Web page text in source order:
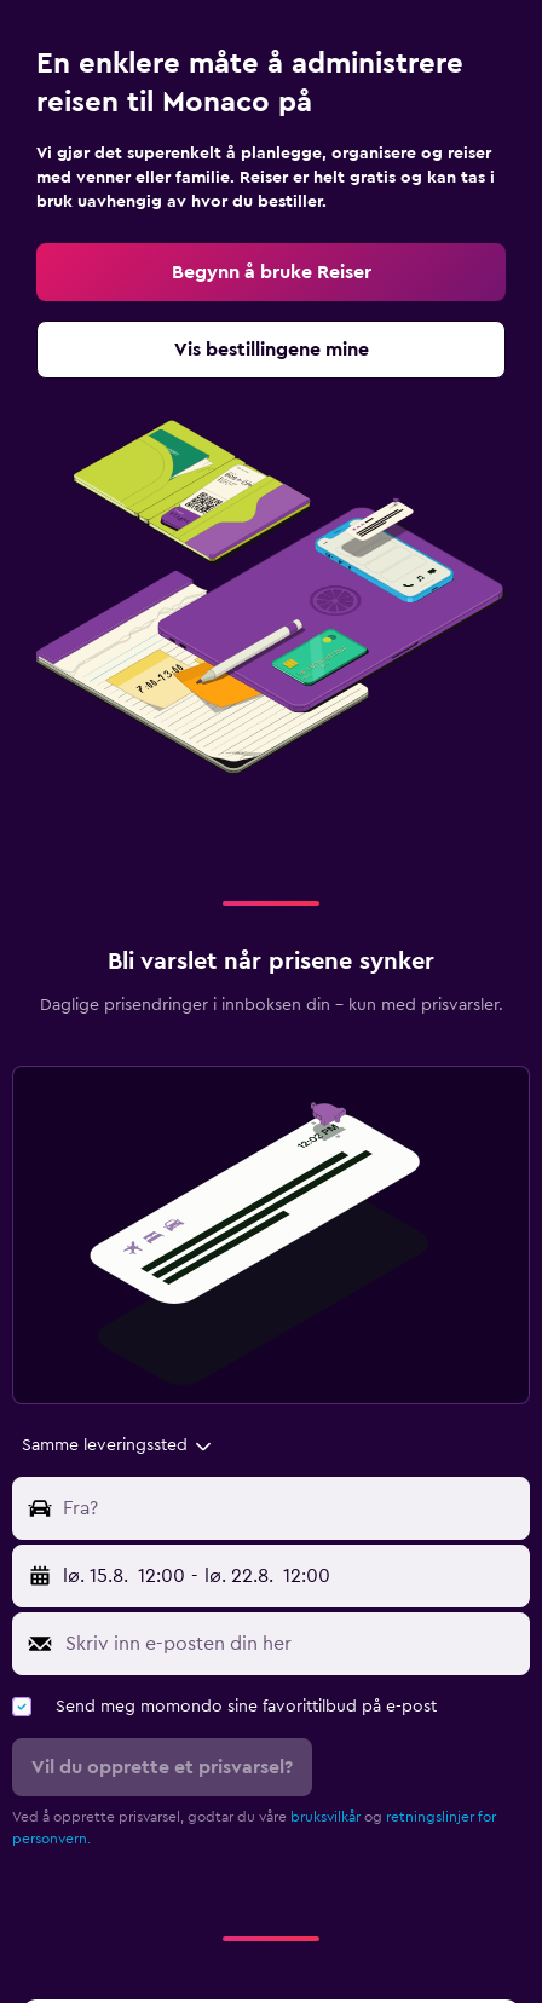
En enklere måte å administrere
reisen til Monaco på
Vi gjør det superenkelt å planlegge, organisere og reiser
med venner eller familie. Reiser er helt gratis og kan tas i
bruk uavhengig av hvor du bestiller.
Begynn å bruke Reiser
Vis bestillingene mine
Bli varslet når prisene synker
Daglige prisendringer i innboksen din – kun med prisvarsler.
Samme leveringssted
Fra?
lø. 15.8. 12:00 - lø. 22.8. 12:00
Send meg momondo sine favorittilbud på e-post
Vil du opprette et prisvarsel?
Ved å opprette prisvarsel, godtar du våre bruksvilkår og retningslinjer for
personvern.